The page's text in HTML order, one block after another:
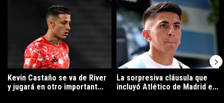
Un artículo de tendencia con el título "Kevin Castaño se va de
Kevin Castaño se va de River
y jugará en otro important...
Un artículo de tendencia con el
La sorpresiva cláusula que
incluyó Atlético de Madrid e...